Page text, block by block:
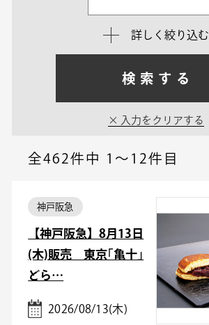
詳しく絞り込む
検索する
入力をクリアする
全462件中 1～12件目
神戸阪急
【神戸阪急】8月13日
(木)販売 東京｢亀十｣
どら…
2026/08/13(木)